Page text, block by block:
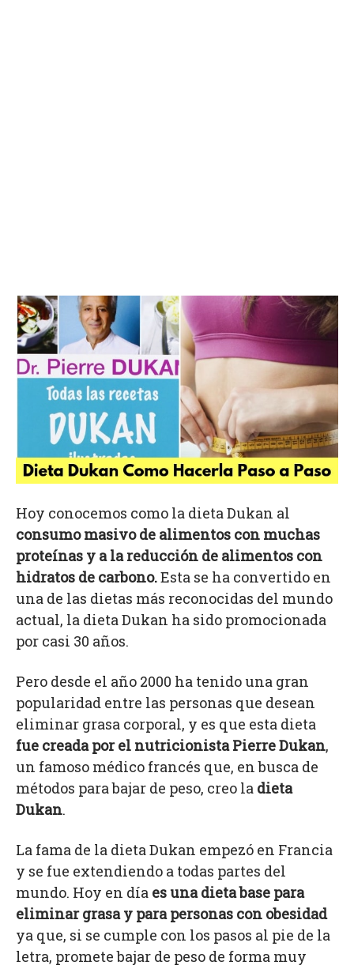
Hoy conocemos como la dieta Dukan al
consumo masivo de alimentos con muchas
proteínas y a la reducción de alimentos con
hidratos de carbono.Esta se ha convertido en
una de las dietas más reconocidas del mundo
actual, la dieta Dukan ha sido promocionada
por casi 30 años.
Pero desde el año 2000 ha tenido una gran
popularidad entre las personas que desean
eliminar grasa corporal, y es que esta dieta
fue creada por el nutricionista Pierre Dukan,
un famoso médico francés que, en busca de
métodos para bajar de peso, creo la dieta
Dukan.
La fama de la dieta Dukan empezó en Francia
y se fue extendiendo a todas partes del
mundo. Hoy en día es una dieta base para
eliminar grasa y para personas con obesidad
ya que, si se cumple con los pasos al pie de la
letra, promete bajar de peso de forma muy